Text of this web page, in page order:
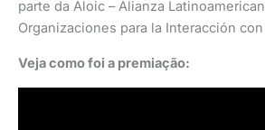
parte da Aloic – Alianza
Organizaciones para la Interacción
Veja como foi a premiação: